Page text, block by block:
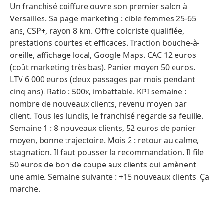
Un franchisé coiffure ouvre son premier salon à
Versailles. Sa page marketing : cible femmes 25-65
ans, CSP+, rayon 8 km. Offre coloriste qualifiée,
prestations courtes et efficaces. Traction bouche-à-
oreille, affichage local, Google Maps. CAC 12 euros
(coût marketing très bas). Panier moyen 50 euros.
LTV 6 000 euros (deux passages par mois pendant
cinq ans). Ratio : 500x, imbattable. KPI semaine :
nombre de nouveaux clients, revenu moyen par
client. Tous les lundis, le franchisé regarde sa feuille.
Semaine 1 : 8 nouveaux clients, 52 euros de panier
moyen, bonne trajectoire. Mois 2 : retour au calme,
stagnation. Il faut pousser la recommandation. Il file
50 euros de bon de coupe aux clients qui amènent
une amie. Semaine suivante : +15 nouveaux clients. Ça
marche.